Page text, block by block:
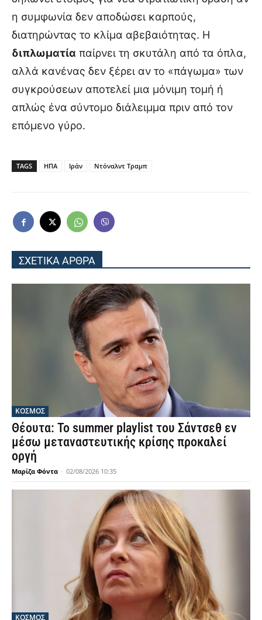
η συμφωνία δεν αποδώσει καρπούς,
διατηρώντας το κλίμα αβεβαιότητας. Η
διπλωματία παίρνει τη σκυτάλη από τα όπλα,
αλλά κανένας δεν ξέρει αν το «πάγωμα» των
συγκρούσεων αποτελεί μια μόνιμη τομή ή
απλώς ένα σύντομο διάλειμμα πριν από τον
επόμενο γύρο.
TAGS ΗΠΑ Ιράν Ντόναλντ Τραμπ
ΣΧΕΤΙΚΑ ΑΡΘΡΑ
ΚΟΣΜΟΣ
Θέουτα: Το summer playlist του Σάντσεθ εν
μέσω μεταναστευτικής κρίσης προκαλεί
οργή
Μαρίζα Φόντα - 02/08/2026 10:35
ΚΟΣΜΟΣ